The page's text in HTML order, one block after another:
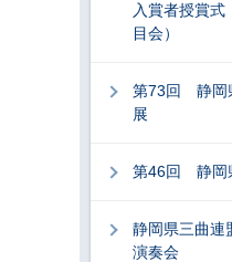
入賞者授賞式
目会）
第73回 静岡
展
第46回 静岡
静岡県三曲連
演奏会